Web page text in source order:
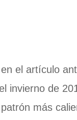
el artículo
invierno de
más